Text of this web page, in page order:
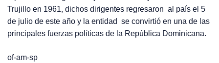
Trujillo en 1961, dichos dirigentes regresaron al país el 5
de julio de este año y la entidad se convirtió en una de las
principales fuerzas políticas de la República Dominicana.
of-am-sp